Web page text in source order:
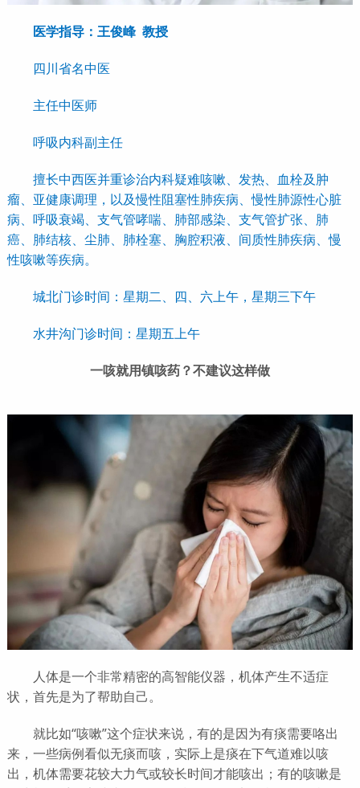
医学指导：王俊峰 教授
四川省名中医
主任中医师
呼吸内科副主任
擅长中西医并重诊治内科疑难咳嗽、发热、血栓及肿
瘤、亚健康调理，以及慢性阻塞性肺疾病、慢性肺源性心脏
病、呼吸衰竭、支气管哮喘、肺部感染、支气管扩张、肺
癌、肺结核、尘肺、肺栓塞、胸腔积液、间质性肺疾病、慢
性咳嗽等疾病。
城北门诊时间：星期二、四、六上午，星期三下午
水井沟门诊时间：星期五上午
一咳就用镇咳药？不建议这样做
人体是一个非常精密的高智能仪器，机体产生不适症
状，首先是为了帮助自己。
就比如“咳嗽”这个症状来说，有的是因为有痰需要咯出
来，一些病例看似无痰而咳，实际上是痰在下气道难以咳
出，机体需要花较大力气或较长时间才能咳出；有的咳嗽是